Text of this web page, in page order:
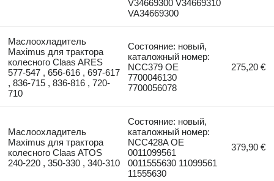
V34669300 V34669310
VA34669300
Маслоохладитель
Maximus для трактора
колесного Claas ARES
577-547 , 656-616 , 697-617
, 836-715 , 836-816 , 720-
710
Состояние: новый,
каталожный номер:
NCC379 OE
7700046130
7700056078
275,20 €
Маслоохладитель
Maximus для трактора
колесного Claas ATOS
240-220 , 350-330 , 340-310
Состояние: новый,
каталожный номер:
NCC428A OE
0011099561
0011555630 11099561
11555630
379,90 €